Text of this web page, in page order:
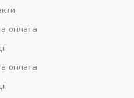
оплата
оплата